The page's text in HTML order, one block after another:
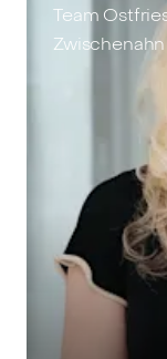
Team
Zwischenahn